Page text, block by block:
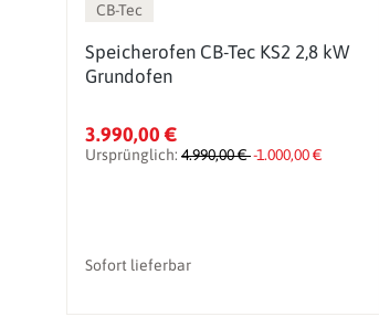
CB-Tec
Speicherofen CB-Tec KS2 2,8 kW
Grundofen
3.990,00 €
Ursprünglich: 4.990,00 €-1.000,00 €
Sofort lieferbar